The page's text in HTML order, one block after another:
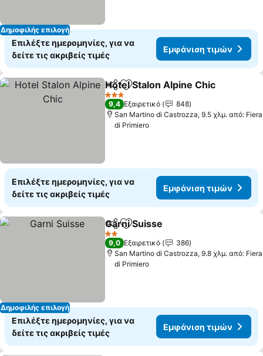
Δημοφιλής επιλογή
Επιλέξτε ημερομηνίες, για να
δείτε τις ακριβείς τιμές
Εμφάνιση τιμών
Κοινοποίηση
Προσθήκη στα αγαπημένα
Hotel Stalon Alpine Chic
3 Αστέρια
9,4 Εξαιρετικό
848
San Martino di Castrozza, 9.5 χλμ. από: Fiera
di Primiero
Επιλέξτε ημερομηνίες, για να
δείτε τις ακριβείς τιμές
Εμφάνιση τιμών
Δημοφιλής επιλογή
Κοινοποίηση
Προσθήκη στα αγαπημένα
Garni Suisse
2 Αστέρια
9,0 Εξαιρετικό
386
San Martino di Castrozza, 9.8 χλμ. από: Fiera
di Primiero
Επιλέξτε ημερομηνίες, για να
δείτε τις ακριβείς τιμές
Εμφάνιση τιμών